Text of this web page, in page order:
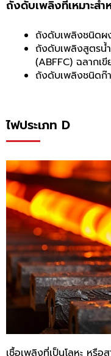
ถังดับเพลิงที่เหมาะสำ
ถังดับเพลิงชนิดผ
ถังดับเพลิงสูตรน้
(ABFFC) ฉลากเขี
ถังดับเพลิงชนิดก๊
ไฟประเภท D